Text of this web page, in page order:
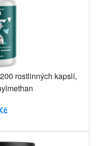
rostlinných kapslí,